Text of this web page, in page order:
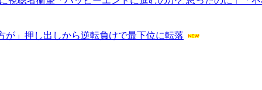
が」押し出しから逆転負けで最下位に転落